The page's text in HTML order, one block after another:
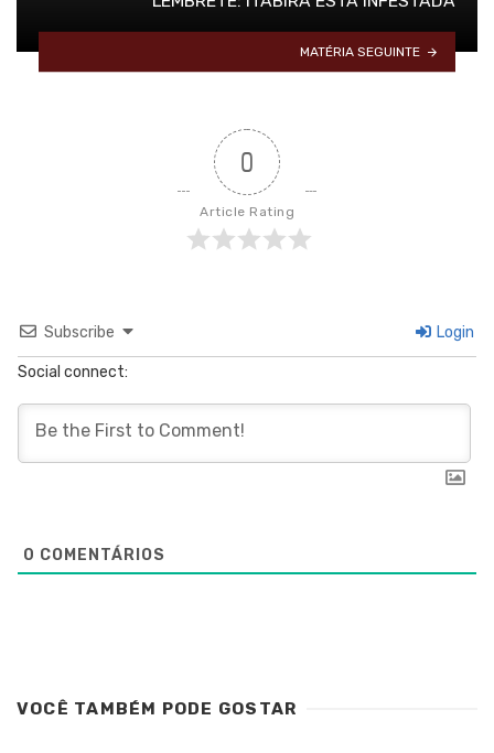
MATÉRIA SEGUINTE
0
Article Rating
Subscribe Login
Social connect:
0 COMENTÁRIOS
VOCÊ TAMBÉM PODE GOSTAR